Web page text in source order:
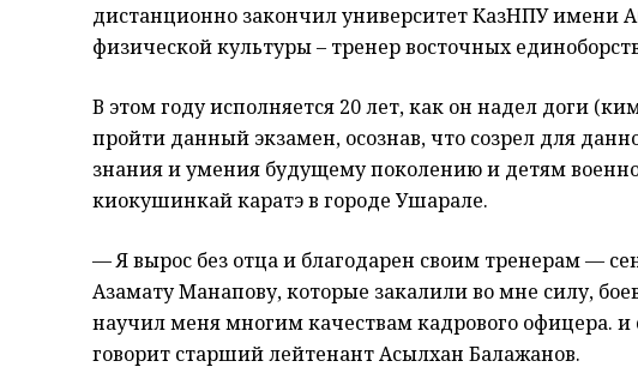
дистанционно закончил университет КазНПУ имени
физической культуры – тренер восточных
В этом году исполняется 20 лет, как он надел доги
пройти данный экзамен, осознав, что созрел для
знания и умения будущему поколению и детям
киокушинкай каратэ в городе Ушарале.
— Я вырос без отца и благодарен своим тренерам —
Азамату Манапову, которые закалили во мне силу,
научил меня многим качествам кадрового офицера. и
говорит старший лейтенант Асылхан Балажанов.